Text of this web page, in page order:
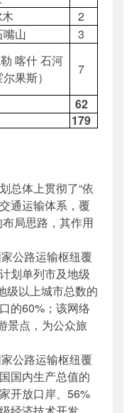
2
嘴山
3
喀什 石河
果斯）
7
62
179
体上贯彻了“依
通运输体系，覆
局思路，其作用
公路运输枢纽覆
划单列市及地级
级以上城市总数的
的60%；该网络
景点，为公众旅
公路运输枢纽覆
国内生产总值的
开放口岸、56%